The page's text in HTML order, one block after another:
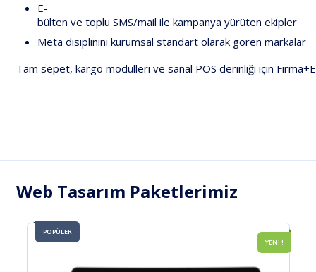
E-
bülten ve toplu SMS/mail ile kampanya yürüten ekipler
Meta disiplinini kurumsal standart olarak gören markalar
Tam sepet, kargo modülleri ve sanal POS derinliği için
Web Tasarım Paketlerimiz